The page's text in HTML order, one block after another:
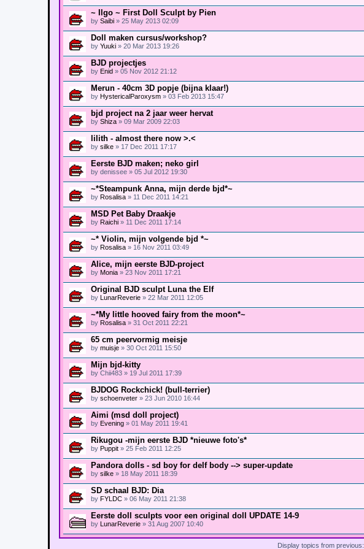
~ Ilgo ~ First Doll Sculpt by Pien
by Saibi » 25 May 2013 02:09
Doll maken cursus/workshop?
by Yuuki » 20 Mar 2013 19:26
BJD projectjes
by Enid » 05 Nov 2012 21:12
Merun - 40cm 3D popje (bijna klaar!)
by HystericalParoxysm » 03 Feb 2013 15:47
bjd project na 2 jaar weer hervat
by Shiza » 09 Mar 2009 22:03
lilith - almost there now >.<
by silke » 17 Dec 2011 17:17
Eerste BJD maken; neko girl
by denissee » 05 Jul 2012 19:30
~*Steampunk Anna, mijn derde bjd*~
by Rosalisa » 11 Dec 2011 14:21
MSD Pet Baby Draakje
by Raichi » 11 Dec 2011 17:14
~* Violin, mijn volgende bjd *~
by Rosalisa » 16 Nov 2011 03:49
Alice, mijn eerste BJD-project
by Monia » 23 Nov 2011 17:21
Original BJD sculpt Luna the Elf
by LunarReverie » 22 Mar 2011 12:05
~*My little hooved fairy from the moon*~
by Rosalisa » 31 Oct 2011 22:21
65 cm peervormig meisje
by muisje » 30 Oct 2011 15:50
Mijn bjd-kitty
by Chii483 » 19 Jul 2011 17:39
BJDOG Rockchick! (bull-terrier)
by schoenveter » 23 Jun 2010 16:44
Aimi (msd doll project)
by Evening » 01 May 2011 19:41
Rikugou -mijn eerste BJD *nieuwe foto's*
by Puppit » 25 Feb 2011 12:25
Pandora dolls - sd boy for delf body --> super-update
by silke » 18 May 2011 18:39
SD schaal BJD: Dia
by FYLDC » 06 May 2011 21:38
Eerste doll sculpts voor een original doll UPDATE 14-9
by LunarReverie » 31 Aug 2007 10:40
Display topics from previous: